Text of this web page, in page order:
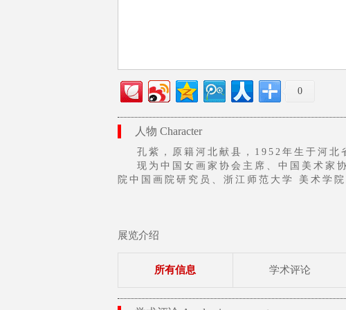
0
人物 Character
孔紫，原籍河北献县，1952年生于河北
现为中国女画家协会主席、中国美术家协
院中国画院研究员、浙江师范大学 美术学
作品参加全国美术作品展、全军美展及百
届美展银奖、十届美展银奖、文化部群星
次举办个展和联展。《高粱青青》等作品
展览介绍
所有信息 学术评论